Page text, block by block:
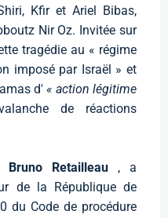
Kfir et Ariel Bibas,
Nir Oz. Invitée sur
tragédie au « régime
imposé par Israël » et
d'« action légitime
de réactions
Bruno Retailleau , a
de la République de
du Code de procédure